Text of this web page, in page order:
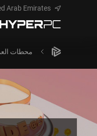
Arab Emirates
محطات